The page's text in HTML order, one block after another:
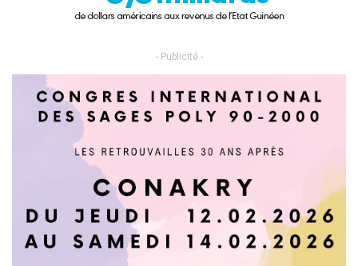
- Publicité -